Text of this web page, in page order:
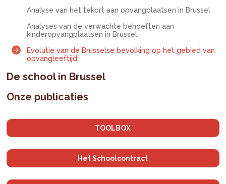
Analyse van het tekort aan opvangplaatsen in Brussel
Analyses van de verwachte behoeften aan
kinderopvangplaatsen in Brussel
Evolutie van de Brusselse bevolking op het gebied van
opvangleeftijd
De school in Brussel
Onze publicaties
TOOLBOX
Het Schoolcontract